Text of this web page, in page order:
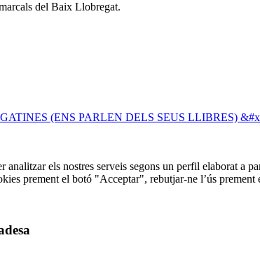
del Baix Llobregat.
(ENS PARLEN DELS SEUS LLIBRES)
els nostres serveis segons un perfil elaborat a
prement el botó "Acceptar", rebutjar-ne l’ús